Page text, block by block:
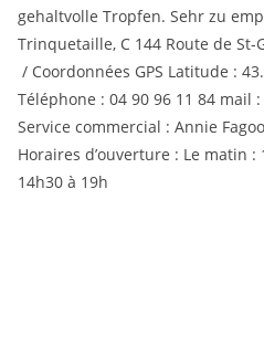
gehaltvolle Tropfen. Sehr zu
Trinquetaille, C 144 Route de St-
/ Coordonnées GPS Latitude :
Téléphone : 04 90 96 11 84 mail :
Service commercial : Annie
Horaires d’ouverture : Le matin :
14h30 à 19h